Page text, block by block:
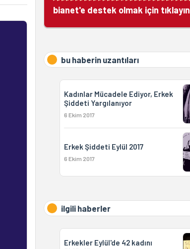
bianet'e destek olmak için tıklayın
bu haberin uzantıları
Kadınlar Mücadele Ediyor, Erkek
Şiddeti Yargılanıyor
6 Ekim 2017
Erkek Şiddeti Eylül 2017
6 Ekim 2017
ilgili haberler
Erkekler Eylül'de 42 kadını